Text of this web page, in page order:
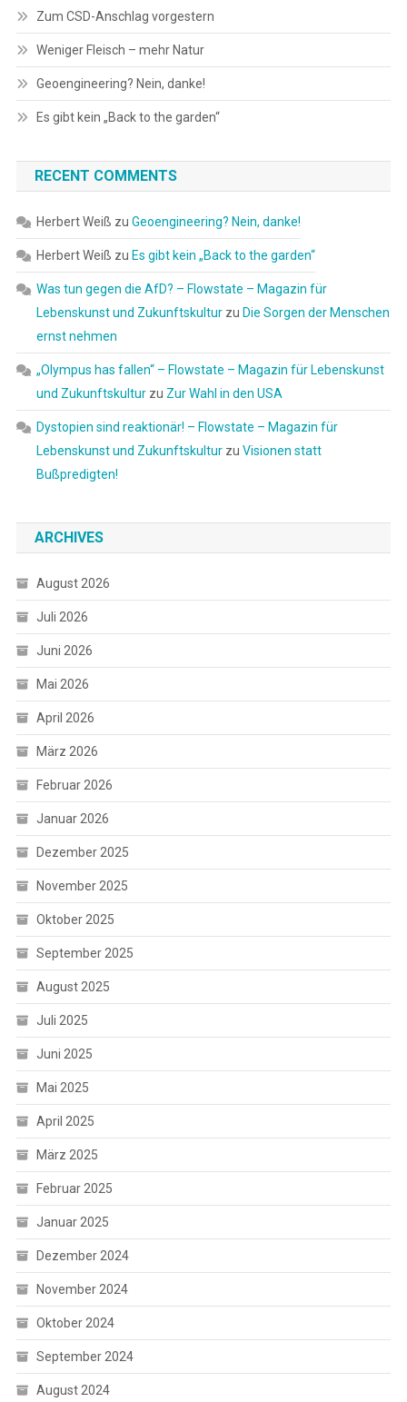
Zum CSD-Anschlag vorgestern
Weniger Fleisch – mehr Natur
Geoengineering? Nein, danke!
Es gibt kein „Back to the garden“
RECENT COMMENTS
Herbert Weiß zu Geoengineering? Nein, danke!
Herbert Weiß zu Es gibt kein „Back to the garden“
Was tun gegen die AfD? – Flowstate – Magazin für
Lebenskunst und Zukunftskulturzu Die Sorgen der Menschen
ernst nehmen
„Olympus has fallen“ – Flowstate – Magazin für Lebenskunst
und Zukunftskulturzu Zur Wahl in den USA
Dystopien sind reaktionär! – Flowstate – Magazin für
Lebenskunst und Zukunftskulturzu Visionen statt
Bußpredigten!
ARCHIVES
August 2026
Juli 2026
Juni 2026
Mai 2026
April 2026
März 2026
Februar 2026
Januar 2026
Dezember 2025
November 2025
Oktober 2025
September 2025
August 2025
Juli 2025
Juni 2025
Mai 2025
April 2025
März 2025
Februar 2025
Januar 2025
Dezember 2024
November 2024
Oktober 2024
September 2024
August 2024